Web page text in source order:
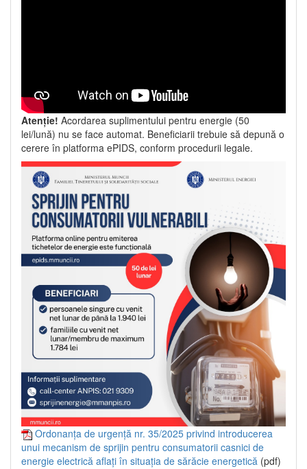
Atenție! Acordarea suplimentului pentru energie (50
lei/lună) nu se face automat. Beneficiarii trebuie să depună o
cerere în platforma ePIDS, conform procedurii legale.
Ordonanța de urgență nr. 35/2025 privind introducerea
unui mecanism de sprijin pentru consumatorii casnici de
energie electrică aflați în situația de sărăcie energetică (pdf)